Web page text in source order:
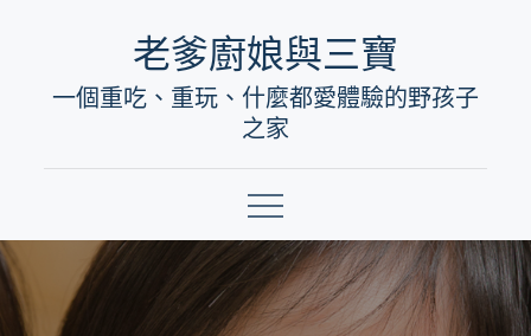
content
老爹廚娘與三寶
一個重吃、重玩、什麼都愛體驗的野孩子
之家